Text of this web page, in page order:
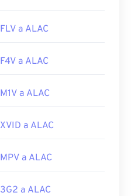
FLV a ALAC
F4V a ALAC
M1V a ALAC
XVID a ALAC
MPV a ALAC
3G2 a ALAC